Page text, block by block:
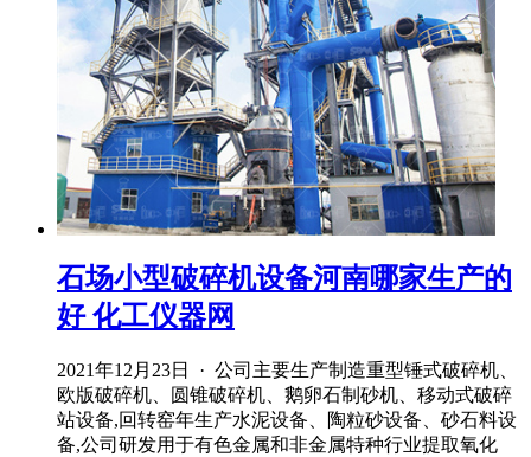
石场小型破碎机设备河南哪家生产的
好 化工仪器网
2021年12月23日 · 公司主要生产制造重型锤式破碎机、
欧版破碎机、圆锥破碎机、鹅卵石制砂机、移动式破碎
站设备,回转窑年生产水泥设备、陶粒砂设备、砂石料设
备,公司研发用于有色金属和非金属特种行业提取氧化